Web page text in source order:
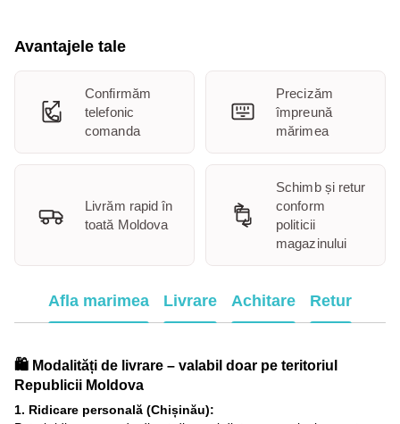
Avantajele tale
Confirmăm
telefonic
comanda
Precizăm
împreună
mărimea
Livrăm rapid în
toată Moldova
Schimb și retur
conform
politicii
magazinului
Afla marimea Livrare Achitare Retur
🛍️ Modalități de livrare – valabil doar pe teritoriul
Republicii Moldova
1. Ridicare personală (Chișinău):